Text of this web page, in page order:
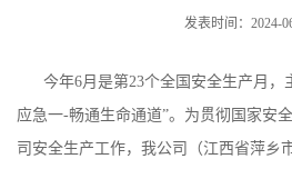
公
发表时间：2024-
今年6月是第23个全国安全生产月，
应急一-畅通生命通道”。为贯彻国家安
司安全生产工作，我公司（江西省萍乡